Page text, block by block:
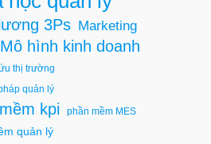
3Ps Marketing
Mô hình kinh doanh
thị trường
quản lý
kpi phần mềm MES
quản lý